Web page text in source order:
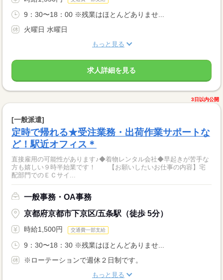
9：30〜18：00 ※残業はほとんどありませ...
火曜日 水曜日
もっと見る
求人詳細を見る
3日以内公開
[一般派遣]
定時で帰れる★受注業務・出荷作業サポートな
ど！駅近オフィス＊
直接雇用の可能性があります♪◆着物レンタル会社◆早起きが苦手な
方も嬉しい９時半始業です！ 【お願いしたいお仕事の内容】宅
配部門でのＥＣサイ...
一般事務・OA事務
京都府京都市下京区/五条駅（徒歩 5分）
時給1,500円 交通費一部支給
9：30〜18：30 ※残業はほとんどありませ...
※ローテーションで週休２日制です。
もっと見る